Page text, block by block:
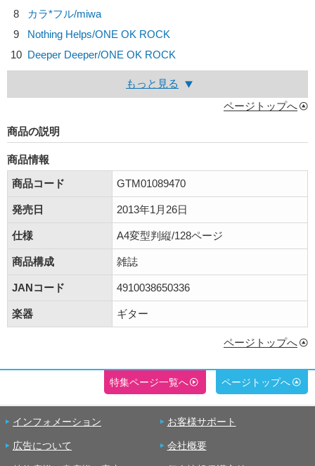
8
カラ*フル/miwa
9
Nothing Helps/ONE OK ROCK
10 Deeper Deeper/ONE OK ROCK
もっと見る
ページトップへ
商品の説明
商品情報
商品コード
GTM01089470
発売日 2013年1月26日
仕様 A4変型判縦/128ページ
商品構成 雑誌
JANコード 4910038650336
楽器 ギター
ページトップへ
特集ページ一覧へ ページトップへ
インフォメーション お客様サポート
広告について 会社概要